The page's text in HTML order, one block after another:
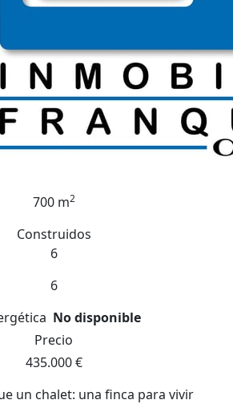
700 m2
Construidos
6
6
No disponible
Precio
435.000 €
un chalet: una finca para vivir